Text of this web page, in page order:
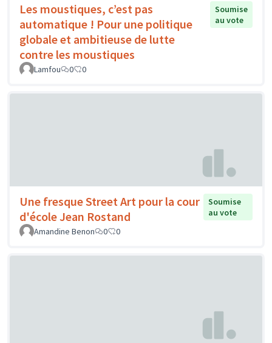
Les moustiques, c’est pas
automatique ! Pour une politique
globale et ambitieuse de lutte
contre les moustiques
Soumise
au vote
Lamfou 0 0
Une fresque Street Art pour la cour
d'école Jean Rostand
Soumise
au vote
Amandine Benon
0 0